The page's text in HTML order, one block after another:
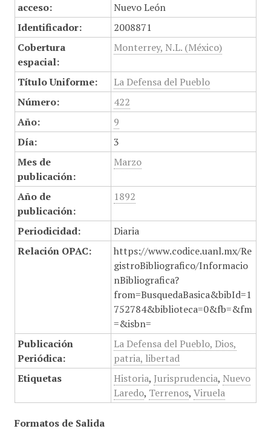
acceso:
Nuevo León
Identificador:
2008871
Cobertura
espacial:
Monterrey, N.L. (México)
Título Uniforme:
La Defensa del Pueblo
Número:
422
Año:
9
Día:
3
Mes de
publicación:
Marzo
Año de
publicación:
1892
Periodicidad:
Diaria
Relación OPAC:
https://www.codice.uanl.mx/Re
gistroBibliografico/Informacio
nBibliografica?
from=BusquedaBasica&bibId=1
752784&biblioteca=0&fb=&fm
=&isbn=
Publicación
Periódica:
La Defensa del Pueblo, Dios,
patria, libertad
Etiquetas
Historia, Jurisprudencia, Nuevo
Laredo, Terrenos, Viruela
Formatos de Salida